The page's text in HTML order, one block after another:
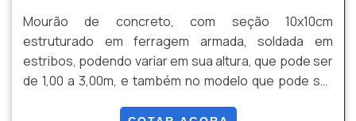
Mourão de concreto, com seção 10x10cm
estruturado em ferragem armada, soldada em
estribos, podendo variar em sua altura, que pode ser
de 1,00 a 3,00m, e também no modelo que pode ser